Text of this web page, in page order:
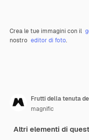
Crea le tue immagini con il
nostro editor di foto.
Frutti della tenuta
magnific
Altri elementi di